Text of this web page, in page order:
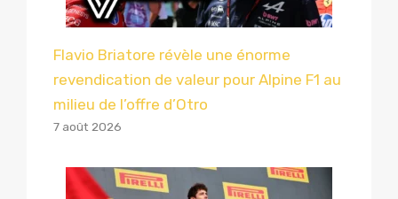
Flavio Briatore révèle une énorme
revendication de valeur pour Alpine F1 au
milieu de l’offre d’Otro
7 août 2026